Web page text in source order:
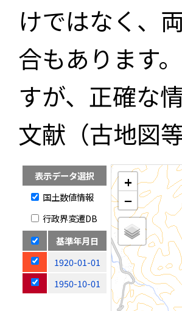
けではなく、
合もあります
すが、正確な
文献（古地図
表示データ選択
国土数値情報
行政界変遷DB
基準年月日
1920-01-01
1950-10-01
+
−